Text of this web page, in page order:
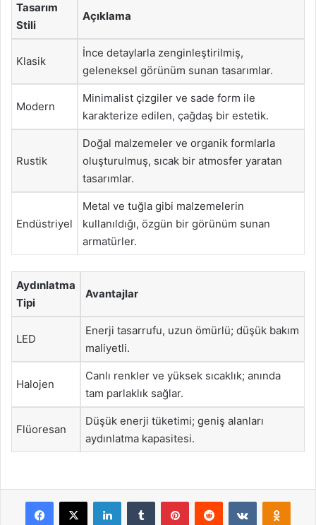
Tasarım
Stili
Açıklama
Klasik
İnce detaylarla zenginleştirilmiş,
geleneksel görünüm sunan tasarımlar.
Modern
Minimalist çizgiler ve sade form ile
karakterize edilen, çağdaş bir estetik.
Rustik
Doğal malzemeler ve organik formlarla
oluşturulmuş, sıcak bir atmosfer yaratan
tasarımlar.
Endüstriyel
Metal ve tuğla gibi malzemelerin
kullanıldığı, özgün bir görünüm sunan
armatürler.
Aydınlatma
Tipi
Avantajlar
LED
Enerji tasarrufu, uzun ömürlü; düşük bakım
maliyetli.
Halojen
Canlı renkler ve yüksek sıcaklık; anında
tam parlaklık sağlar.
Flüoresan
Düşük enerji tüketimi; geniş alanları
aydınlatma kapasitesi.
Facebook
X LinkedInTumblr PinterestReddit VKontakte